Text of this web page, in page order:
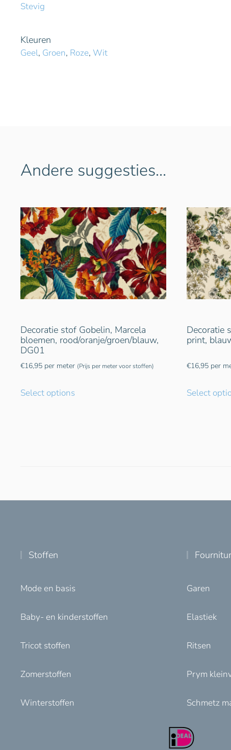
Stevig
Kleuren
Geel, Groen, Roze, Wit
Andere suggesties…
Decoratie stof Gobelin, Marcela
bloemen, rood/oranje/groen/blauw,
DG01
€16,95 per meter (Prijs per meter voor stoffen)
Select options
Decoratie
print,
€16,95 per
Select
Stoffen
Mode en basis
Baby- en kinderstoffen
Tricot stoffen
Zomerstoffen
Winterstoffen
Garen
Elastiek
Ritsen
Prym
Schmetz